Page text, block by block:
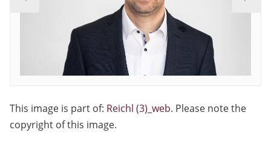
This image is part of: Reichl (3)_web. Please note the
copyright of this image.